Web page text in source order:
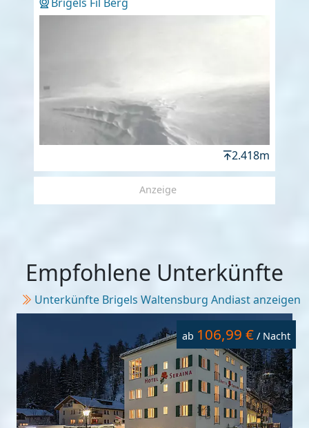
Brigels Fil Berg
2.418m
Anzeige
Empfohlene Unterkünfte
Unterkünfte Brigels Waltensburg Andiast anzeigen
ab 106,99 € / Nacht